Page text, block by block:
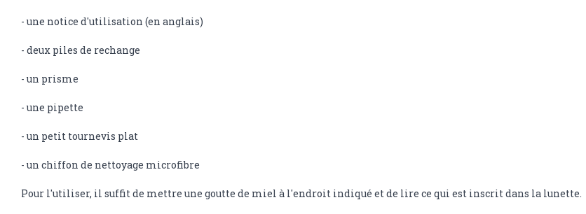
- une notice d'utilisation (en anglais)
- deux piles de rechange
- un prisme
- une pipette
- un petit tournevis plat
- un chiffon de nettoyage microfibre
Pour l'utiliser, il suffit de mettre une goutte de miel à l'endroit indiqué et de lire ce qui est inscrit dans la lunette.